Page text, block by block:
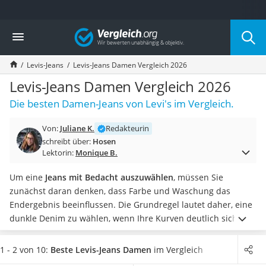
Die beliebtesten Vergleiche nach Kategorie
Mode
Boxershorts
Cellulite-Leggings
Herrensocken
Polarisierte Sonnenbrille
Hausschuhe Herren
Suunto-Uhr
Überzieh-Sonnenbrille
Sneaker Herren
Geldbörse Herren
Knirps-Regenschirm
Periodenunterwäsche
RFID-Schutzkarte
Motorradbrillen
Vergleich
Levis-Jeans Levis-Jeans Damen Vergleich 2026
Levis-Jeans Damen Vergleich 2026
Die besten Damen-Jeans von Levi's im Vergleich.
Von: Juliane K.
Redakteurin
schreibt über: Hosen
Lektorin: Monique B.
Um eine Jeans mit Bedacht auszuwählen, müssen Sie
zunächst daran denken, dass Farbe und Waschung das
Endergebnis beeinflussen. Die Grundregel lautet daher, eine
dunkle Denim zu wählen, wenn Ihre Kurven deutlich sichtbar
sind. DennDunkelblau oder Schwarzsorgt im Gegensatz zu
heller Farbefür einen schlankmachenden Effekt
Wählen Sie
1 - 2 von 10: Beste Levis-Jeans Damen im Vergleich